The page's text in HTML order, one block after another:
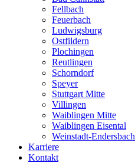
Fellbach
Feuerbach
Ludwigsburg
Ostfildern
Plochingen
Reutlingen
Schorndorf
Speyer
Stuttgart Mitte
Villingen
Waiblingen Mitte
Waiblingen Eisental
Weinstadt-Endersbach
Karriere
Kontakt